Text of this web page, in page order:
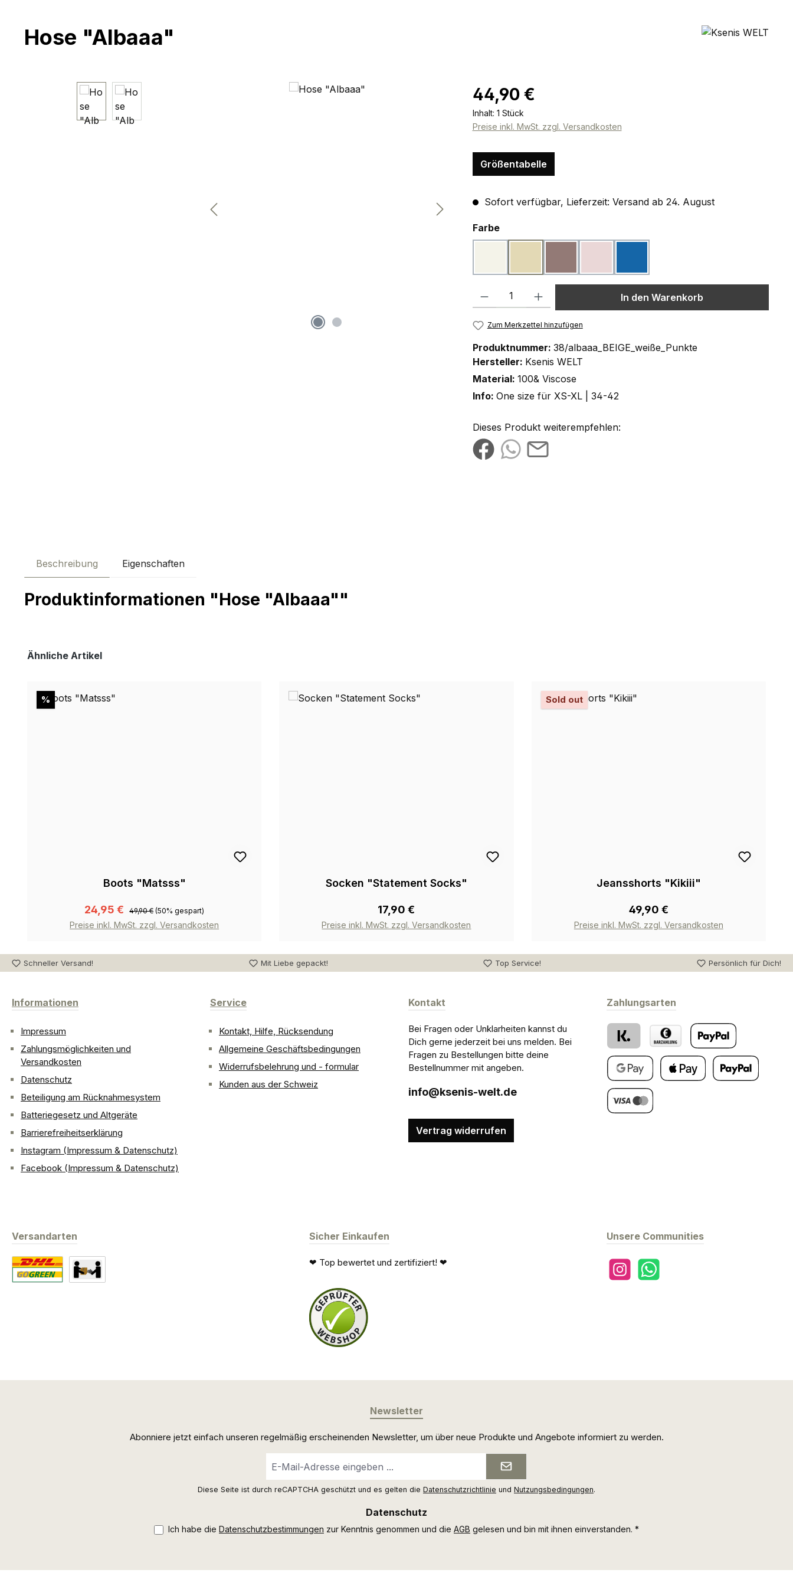
Hose "Albaaa"
Bildergalerie überspringen Regulärer Preis:
44,90 €
Inhalt: 1 Stück
Preise inkl. MwSt. zzgl. Versandkosten
Größentabelle
Sofort verfügbar, Lieferzeit: Versand ab 24. August
Farbeauswählen
Produkt Anzahl: Gib den gewünschten Wert ein oder benutze die Schaltflächen
In den Warenkorb
Zum Merkzettel hinzufügen
Produktnummer: 38/albaaa_BEIGE_weiße_Punkte
Hersteller: Ksenis WELT
Material: 100& Viscose
Info: One size für XS-XL | 34-42
Dieses Produkt weiterempfehlen:
Beschreibung Eigenschaften
Produktinformationen "Hose "Albaaa""
Produktgalerie überspringen
Ähnliche Artikel
% Rabatt
Boots "Matsss"
24,95 € 49,90 € (50% gespart)
Preise inkl. MwSt. zzgl. Versandkosten
Socken "Statement Socks"
17,90 €
Preise inkl. MwSt. zzgl. Versandkosten
Sold out
Jeansshorts "Kikiii"
49,90 €
Preise inkl. MwSt. zzgl. Versandkosten
Schneller Versand! Mit Liebe gepackt! Top Service! Persönlich für Dich!
Informationen
Impressum
Zahlungsmöglichkeiten und
Versandkosten
Datenschutz
Beteiligung am Rücknahmesystem
Batteriegesetz und Altgeräte
Barrierefreiheitserklärung
Instagram (Impressum & Datenschutz)
Facebook (Impressum & Datenschutz)
Service
Kontakt, Hilfe, Rücksendung
Allgemeine Geschäftsbedingungen
Widerrufsbelehrung und - formular
Kunden aus der Schweiz
Kontakt
Bei Fragen oder Unklarheiten kannst du
Dich gerne jederzeit bei uns melden. Bei
Fragen zu Bestellungen bitte deine
Bestellnummer mit angeben.
info@ksenis-welt.de
Vertrag widerrufen
Unsere Communities
InstagramWhatsApp
Zahlungsarten
PayPal
Google Pay
Klarna Barzahlung bei Abholung
Versandarten Sicher Einkaufen
❤ Top bewertet und zertifiziert! ❤
Newsletter
Abonniere jetzt einfach unseren regelmäßig erscheinenden Newsletter, um über neue Produkte und Angebote informiert zu werden.
Mail-
Diese Seite ist durch reCAPTCHA geschützt und es gelten die Datenschutzrichtlinie und Nutzungsbedingungen.
Datenschutz
Ich habe die Datenschutzbestimmungen zur Kenntnis genommen und die AGB gelesen und bin mit ihnen einverstanden. *